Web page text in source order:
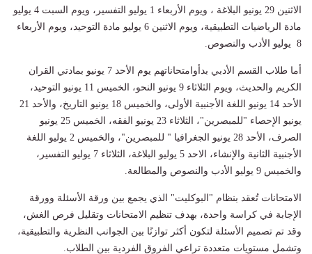
الاثنين 29 يونيو البلاغة ، ويوم الأربعاء 1 يوليو التفسير، ويوم السبت 4 يوليو
مادة الرياضيات التطبيقية، ويوم الاثنين 6 يوليو مادة التوحيد، ويوم الأربعاء
8 يوليو الأدب والنصوص.
أما طلاب القسم الأدبي بدأوامتحاناتهم يوم الأحد 7 يونيو بمادتي القران
الكريم والحديث، ويوم الثلاثاء 9 يونيو النحو، الخميس 11 يونيو التوحيد،
الأحد 14 يونيو اللغة الأجنبية الأولى، والخميس 18 يونيو التاريخ، والأحد 21
يونيو الإحصاء "للمبصرين"، الثلاثاء 23 يونيو الفقه، الخميس 25 يونيو
الصرف، الأحد 28 يونيو الجغرافيا " للمبصرين"، والخميس 2 يوليو اللغة
الأجنبية الثانية والإنشاء، الاحد 5 يوليو البلاغة، الثلاثاء 7 يوليو التفسير،
والخميس 9 يوليو الأدب والنصوص والمطالعة.
الامتحانات تُعقد بنظام "البوكليت" الذي يجمع بين ورقة الأسئلة وورقة
الإجابة في كراسة واحدة، بهدف تنظيم الامتحانات وتقليل فرص الغش،
وقد تم تصميم الأسئلة لتكون أكثر توازنًا بين الجوانب النظرية والتطبيقية،
وتشمل مستويات متعددة تراعي الفروق الفردية بين الطلاب.